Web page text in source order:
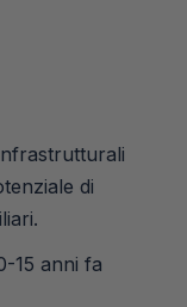
di
15 anni fa